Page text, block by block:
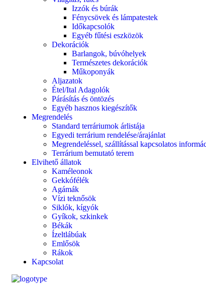
Izzók és búrák
Fénycsövek és lámpatestek
Időkapcsolók
Egyéb fűtési eszközök
Dekorációk
Barlangok, búvóhelyek
Természetes dekorációk
Műkoponyák
Aljazatok
Étel/Ital Adagolók
Párásítás és öntözés
Egyéb hasznos kiegészítők
Megrendelés
Standard terráriumok árlistája
Egyedi terrárium rendelése/árajánlat
Megrendeléssel, szállítással kapcsolatos
Terrárium bemutató terem
Elvihető állatok
Kaméleonok
Gekkófélék
Agámák
Vízi teknősök
Siklók, kígyók
Gyíkok, szkinkek
Békák
Ízeltlábúak
Emlősök
Rákok
Kapcsolat